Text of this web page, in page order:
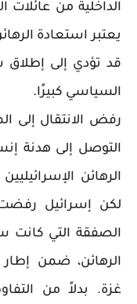
الداخلية من عائلات
يعتبر استعادة
قد تؤدي إلى
السياسي كبيرًا.
رفض الانتقال إلى
التوصل إلى هدنة
الرهائن
لكن إسرائيل رفضت
الصفقة التي كانت
الرهائن، ضمن
غزة. بدلاً من